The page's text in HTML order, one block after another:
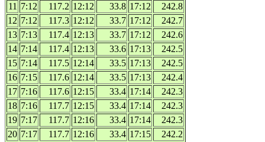
11 7:12 117.2 12:12 33.8 17:12
242.8
12 7:12 117.3 12:12 33.7 17:12
242.7
13 7:13 117.4 12:13 33.7 17:12
242.6
14 7:14 117.4 12:13 33.6 17:13
242.5
15 7:14 117.5 12:14 33.5 17:13
242.5
16 7:15 117.6 12:14 33.5 17:13
242.4
17 7:16 117.6 12:15 33.4 17:14
242.3
18 7:16 117.7 12:15 33.4 17:14
242.3
19 7:17 117.7 12:16 33.4 17:14
242.3
20 7:17 117.7 12:16 33.4 17:15
242.2